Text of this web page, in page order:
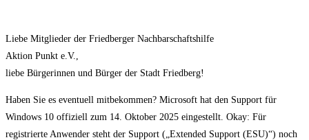
Liebe Mitglieder der Friedberger Nachbarschaftshilfe
Aktion Punkt e.V.,
liebe Bürgerinnen und Bürger der Stadt Friedberg!
Haben Sie es eventuell mitbekommen? Microsoft hat den Support für
Windows 10 offiziell zum 14. Oktober 2025 eingestellt. Okay: Für
registrierte Anwender steht der Support („Extended Support (ESU)“) noch